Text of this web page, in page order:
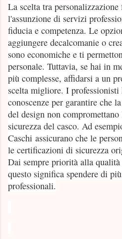
La scelta tra
l'assunzione di servizi
fiducia e competenza. Le
aggiungere decalcomanie o
sono economiche e ti
personale. Tuttavia, se hai in
più complesse, affidarsi a un
scelta migliore. I
conoscenze per garantire che
del design non
sicurezza del casco. Ad
Caschi assicurano che le
le certificazioni di sicurezza
Dai sempre priorità alla qualità
questo significa spendere di
professionali.